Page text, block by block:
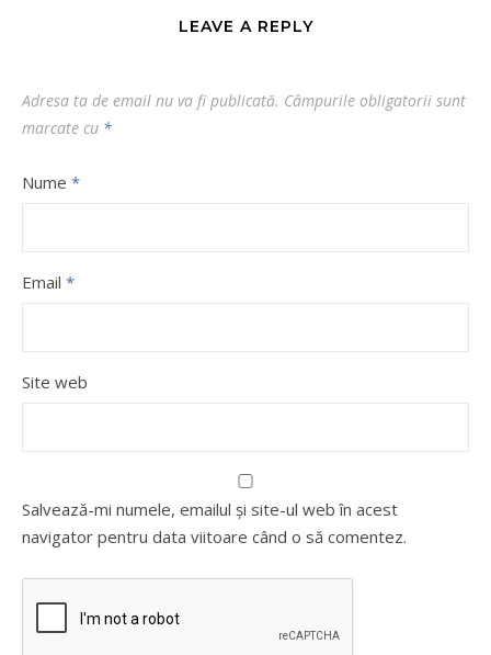
LEAVE A REPLY
Adresa ta de email nu va fi publicată. Câmpurile obligatorii sunt
marcate cu *
Nume *
Email *
Site web
Salvează-mi numele, emailul și site-ul web în acest
navigator pentru data viitoare când o să comentez.